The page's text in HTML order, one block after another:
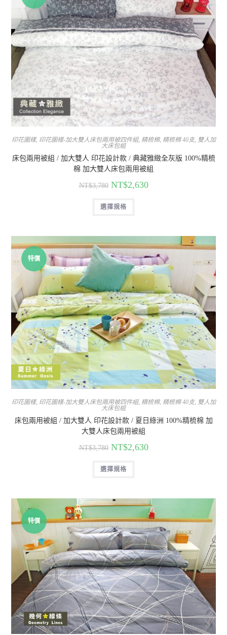
印花圖樣, 印花圖樣-加大雙人床包兩用被四件組, 精梳棉, 精梳棉 40支, 雙人加
大床包組
床包兩用被組 / 加大雙人 印花設計款 / 典藏雅緻全灰版 100%精梳
棉 加大雙人床包兩用被組
NT$3,780 NT$2,630
選擇規格
特價
印花圖樣, 印花圖樣-加大雙人床包兩用被四件組, 精梳棉, 精梳棉 40支, 雙人加
大床包組
床包兩用被組 / 加大雙人 印花設計款 / 夏日綠洲 100%精梳棉 加
大雙人床包兩用被組
NT$3,780 NT$2,630
選擇規格
特價